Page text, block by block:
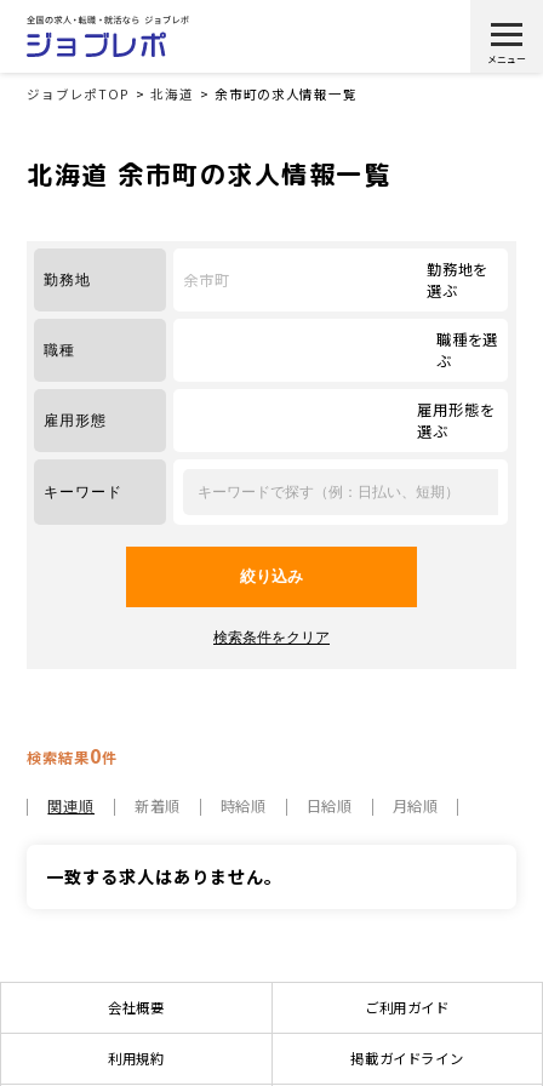
ジョブレポTOP 北海道 余市町の求人情報一覧
北海道 余市町の求人情報一覧
勤務地 余市町
勤務地を
選ぶ
職種
職種を選
ぶ
雇用形態
雇用形態を
選ぶ
キーワード
検索結果0件
関連順 新着順 時給順 日給順 月給順
一致する求人はありません。
会社概要 ご利用ガイド
利用規約 掲載ガイドライン